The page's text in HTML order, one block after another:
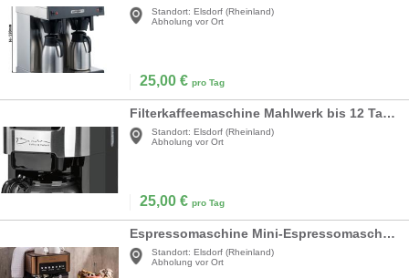
Standort: Elsdorf (Rheinland)
Abholung vor Ort
25,00 € pro Tag
Filterkaffeemaschine Mahlwerk bis 12 Tassen Kaffeemaschine Kaffeebohnen + Kaffeepulver Tassenwärmer
Standort: Elsdorf (Rheinland)
Abholung vor Ort
25,00 € pro Tag
Espressomaschine Mini-Espressomaschine Kaffeevollautomat mit Milchaufschäumer 1,8 l
Standort: Elsdorf (Rheinland)
Abholung vor Ort